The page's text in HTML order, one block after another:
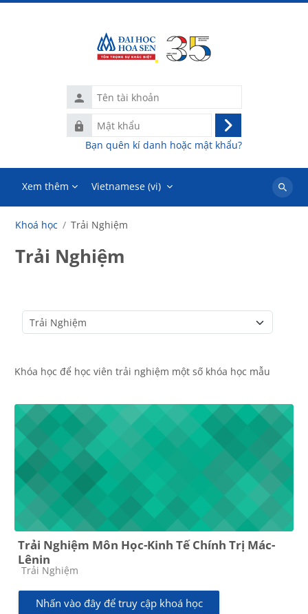
Tên
tài
khoản
Mật
khẩu
Đăng
nhập
Bạn quên kí danh hoặc mật khẩu?
Xem thêm Vietnamese ‎(vi)‎
Tìm
Khoá học Trải Nghiệm
Trải Nghiệm
Khóa học để học viên trải nghiệm một số khóa học mẫu
Trải Nghiệm Môn Học-Kinh Tế Chính Trị Mác-
Lênin
Các loại khóa học
Trải Nghiệm
Nhấn vào đây để truy cập khoá học